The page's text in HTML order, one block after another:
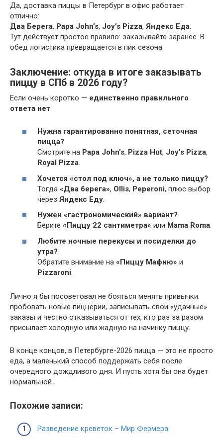
Да, доставка пиццы в Петербург в офис работает
отлично:
Два Берега, Papa John’s, Joy’s Pizza, Яндекс Еда
Тут действует простое правило: заказывайте заранее. В
обед логистика превращается в пик сезона.
Заключение: откуда в итоге заказывать
пиццу в СПб в 2026 году?
Если очень коротко — единственно правильного
ответа нет
Нужна гарантированно понятная, сеточная
пицца?
Смотрите на Papa John’s, Pizza Hut, Joy’s Pizza,
Royal Pizza.
Хочется «стол под ключ», а не только пиццу?
Тогда «Два берега», Ollis, Peperoni, плюс выбор
через Яндекс Еду
Нужен «гастрономический» вариант?
Берите «Пиццу 22 сантиметра» или Mama Roma.
Любите ночные перекусы и посиделки до
утра?
Обратите внимание на «Пиццу Мафию» и
Pizzaroni
Лично я бы посоветовал не бояться менять привычки:
пробовать новые пиццерии, записывать свои «удачные»
заказы и честно отказываться от тех, кто раз за разом
присылает холодную или жадную на начинку пиццу.
В конце концов, в Петербурге-2026 пицца — это не просто
еда, а маленький способ поддержать себя после
очередного дождливого дня. И пусть хотя бы она будет
нормальной.
Похожие записи:
Разведение креветок – Мир Фермера